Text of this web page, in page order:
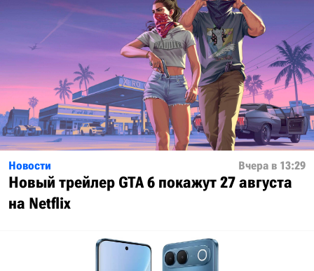
Новости Вчера в 13:29
Новый трейлер GTA 6 покажут 27 августа
на Netflix